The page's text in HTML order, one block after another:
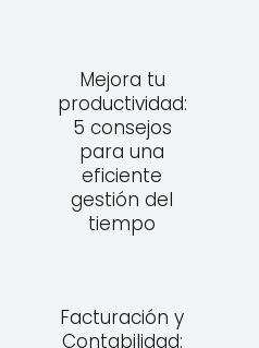
Mejora tu
productividad:
5 consejos
para una
eficiente
gestión del
tiempo
Facturación y
Contabilidad: